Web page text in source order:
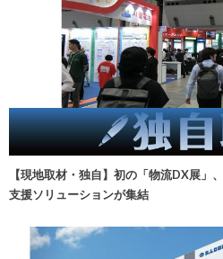
【現地取材・独自】初の「物流DX展」
支援ソリューションが集結